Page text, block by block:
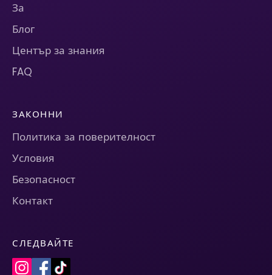
За
Блог
Център за знания
FAQ
ЗАКОННИ
Политика за поверителност
Условия
Безопасност
Контакт
СЛЕДВАЙТЕ